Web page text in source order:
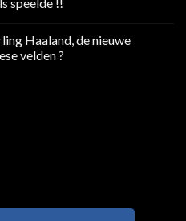
Haaland, de nieuwe
velden ?